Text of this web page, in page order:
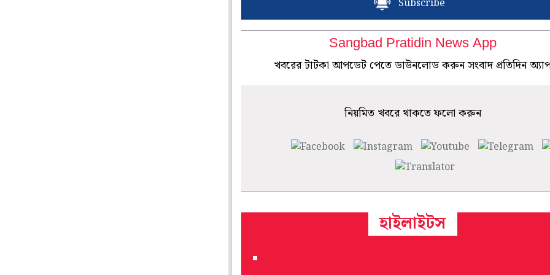
Subscribe
Sangbad Pratidin News App
খবরের টাটকা আপডেট পেতে ডাউনলোড করুন সংবাদ প্রতিদিন
নিয়মিত খবরে থাকতে ফলো করুন
হাইলাইটস